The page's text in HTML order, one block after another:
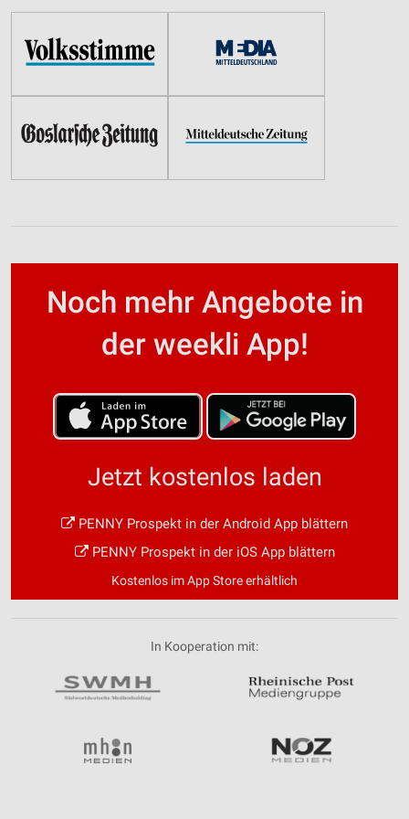
Noch mehr Angebote in
der weekli App!
Jetzt kostenlos laden
PENNY Prospekt in der Android App blättern
PENNY Prospekt in der iOS App blättern
Kostenlos im App Store erhältlich
In Kooperation mit: